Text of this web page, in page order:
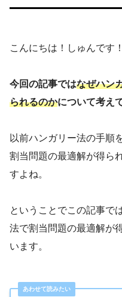
こんにちは！しゅんです！
今回の記事ではなぜハン
られるのかについて考え
以前ハンガリー法の手順
割当問題の最適解が得ら
すよね。
ということでこの記事で
法で割当問題の最適解が
います。